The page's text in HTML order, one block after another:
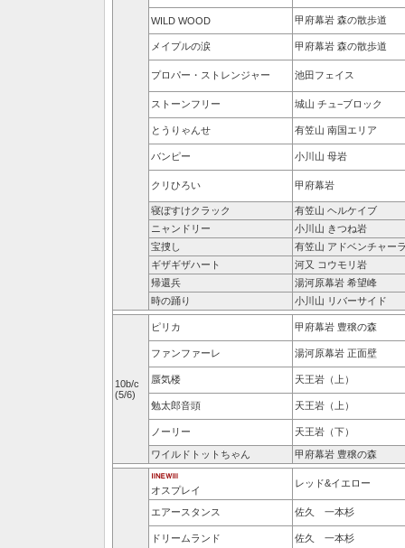
WILD WOOD 甲府幕岩 森の散歩道
メイプルの涙 甲府幕岩 森の散歩道
プロパー・ストレンジャー 池田フェイス
ストーンフリー 城山 チュ−ブロック
とうりゃんせ 有笠山 南国エリア
バンピー 小川山 母岩
クリひろい 甲府幕岩
寝ぼすけクラック
有笠山 ヘルケイブ
ニャンドリー
小川山 きつね岩
宝捜し
有笠山 アドベンチャー
ギザギザハート
河又 コウモリ岩
帰還兵
湯河原幕岩 希望峰
時の踊り
小川山 リバーサイド
10b/c
(5/6)
ピリカ 甲府幕岩 豊穣の森
ファンファーレ 湯河原幕岩 正面壁
蜃気楼 天王岩（上）
勉太郎音頭 天王岩（上）
ノーリー 天王岩（下）
ワイルドトットちゃん 甲府幕岩 豊穣の森
オスプレイ
レッド&イエロー
エアースタンス 佐久 一本杉
ドリームランド 佐久 一本杉